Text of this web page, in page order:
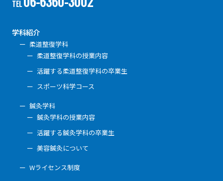
TEL
学科紹介
柔道整復学科
柔道整復学科の授業内容
活躍する柔道整復学科の卒業生
スポーツ科学コース
鍼灸学科
鍼灸学科の授業内容
活躍する鍼灸学科の卒業生
美容鍼灸について
Wライセンス制度